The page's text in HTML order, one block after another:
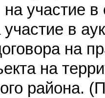
участие
участие в
на
на
района.